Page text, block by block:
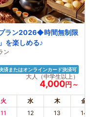
ラン2026◆時間無制限
を楽しめる♪
ン
済またはオンラインカード決済可
大人（中学生以上）
4,000円～
火 水 木 金
11 12 13 14